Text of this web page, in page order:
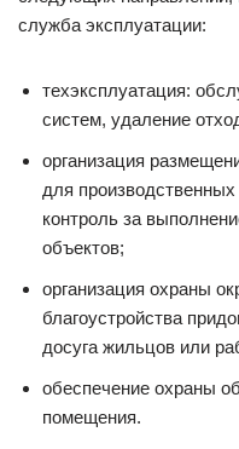
служба эксплуатации:
техэксплуатация:
систем, удаление
организация
для
контроль за
объектов;
организация охраны
благоустройства
досуга жильцов или
обеспечение охраны
помещения.